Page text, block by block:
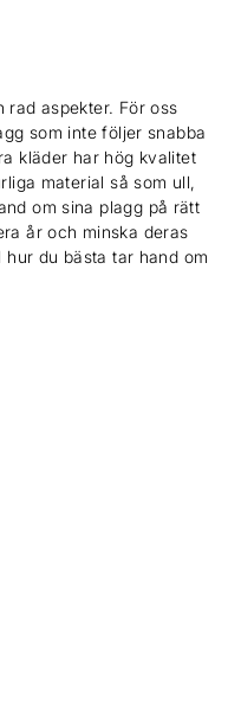
rad aspekter. För oss
som inte följer snabba
kläder har hög kvalitet
material så som ull,
om sina plagg på rätt
år och minska deras
du bästa tar hand om